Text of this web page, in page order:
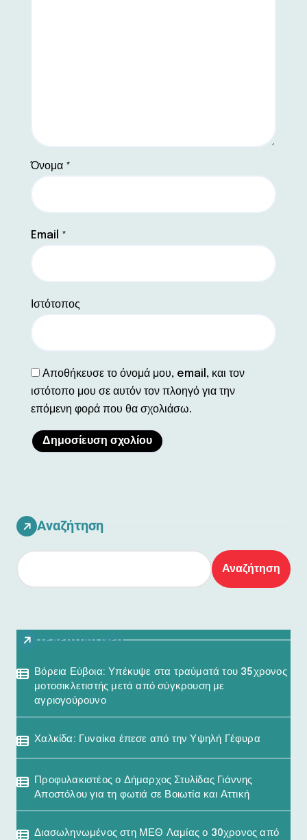
Όνομα *
Email *
Ιστότοπος
Αποθήκευσε το όνομά μου, email, και τον
ιστότοπο μου σε αυτόν τον πλοηγό για την
επόμενη φορά που θα σχολιάσω.
Αναζήτηση
Αναζήτηση
Τελευταία Νέα
Βόρεια Εύβοια: Υπέκυψε στα τραύματά του 35χρονος
μοτοσικλετιστής μετά από σύγκρουση με
αγριογούρουνο
Χαλκίδα: Γυναίκα έπεσε από την Υψηλή Γέφυρα
Προφυλακιστέος ο Δήμαρχος Στυλίδας Γιάννης
Αποστόλου για τη φωτιά σε Βοιωτία και Αττική
Διασωληνωμένος στη ΜΕΘ Λαμίας ο 30χρονος από